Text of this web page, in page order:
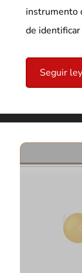
instrumento
de
Seguir